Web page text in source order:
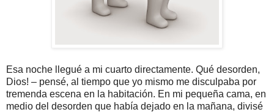
Esa noche llegué a mi cuarto directamente. Qué desorden,
Dios! – pensé, al tiempo que yo mismo me disculpaba por
tremenda escena en la habitación. En mi pequeña cama, en
medio del desorden que había dejado en la mañana, divisé